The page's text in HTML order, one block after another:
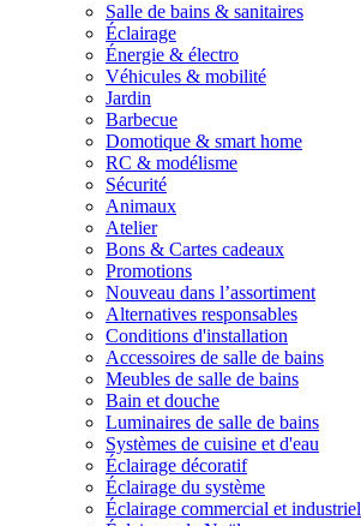
Salle de bains & sanitaires
Éclairage
Énergie & électro
Véhicules & mobilité
Jardin
Barbecue
Domotique & smart home
RC & modélisme
Sécurité
Animaux
Atelier
Bons & Cartes cadeaux
Promotions
Nouveau dans l’assortiment
Alternatives responsables
Conditions d'installation
Accessoires de salle de bains
Meubles de salle de bains
Bain et douche
Luminaires de salle de bains
Systèmes de cuisine et d'eau
Éclairage décoratif
Éclairage du système
Éclairage commercial et industriel